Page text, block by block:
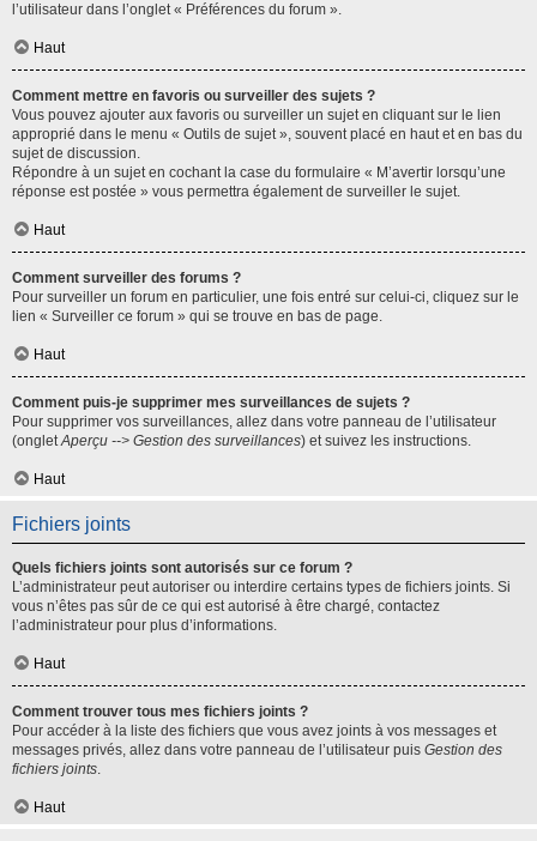
l’utilisateur dans l’onglet « Préférences du forum ».
Haut
Comment mettre en favoris ou surveiller des sujets ?
Vous pouvez ajouter aux favoris ou surveiller un sujet en cliquant sur le lien
approprié dans le menu « Outils de sujet », souvent placé en haut et en bas du
sujet de discussion.
Répondre à un sujet en cochant la case du formulaire « M’avertir lorsqu’une
réponse est postée » vous permettra également de surveiller le sujet.
Haut
Comment surveiller des forums ?
Pour surveiller un forum en particulier, une fois entré sur celui-ci, cliquez sur le
lien « Surveiller ce forum » qui se trouve en bas de page.
Haut
Comment puis-je supprimer mes surveillances de sujets ?
Pour supprimer vos surveillances, allez dans votre panneau de l’utilisateur
(ongletAperçu --> Gestion des surveillances) et suivez les instructions.
Haut
Fichiers joints
Quels fichiers joints sont autorisés sur ce forum ?
L’administrateur peut autoriser ou interdire certains types de fichiers joints. Si
vous n’êtes pas sûr de ce qui est autorisé à être chargé, contactez
l’administrateur pour plus d’informations.
Haut
Comment trouver tous mes fichiers joints ?
Pour accéder à la liste des fichiers que vous avez joints à vos messages et
messages privés, allez dans votre panneau de l’utilisateur puis Gestion des
fichiers joints.
Haut